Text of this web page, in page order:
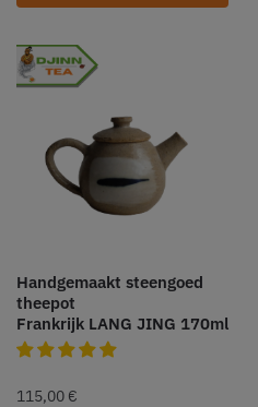
Handgemaakt steengoed
theepot
Frankrijk LANG JING 170ml
115,00 €